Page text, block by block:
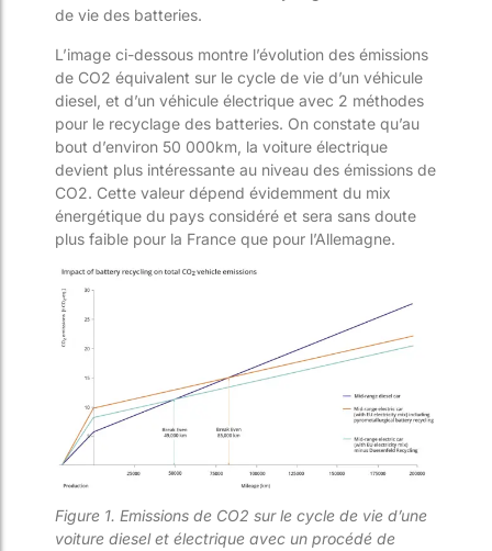
de vie des batteries.
L’image ci-dessous montre l’évolution des émissions
de CO2 équivalent sur le cycle de vie d’un véhicule
diesel, et d’un véhicule électrique avec 2 méthodes
pour le recyclage des batteries. On constate qu’au
bout d’environ 50 000km, la voiture électrique
devient plus intéressante au niveau des émissions de
CO2. Cette valeur dépend évidemment du mix
énergétique du pays considéré et sera sans doute
plus faible pour la France que pour l’Allemagne.
Figure 1. Emissions de CO2 sur le cycle de vie d’une
voiture diesel et électrique avec un procédé de